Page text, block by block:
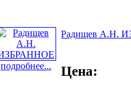
подробнее...
Радищев А.Н.
Цена: